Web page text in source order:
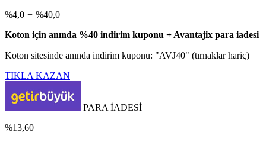
%4,0 + %40,0
Koton için anında %40 indirim kuponu + Avantajix para iadesi
Koton sitesinde anında indirim kuponu: "AVJ40" (tırnaklar hariç)
TIKLA KAZAN
PARA İADESİ
%13,60